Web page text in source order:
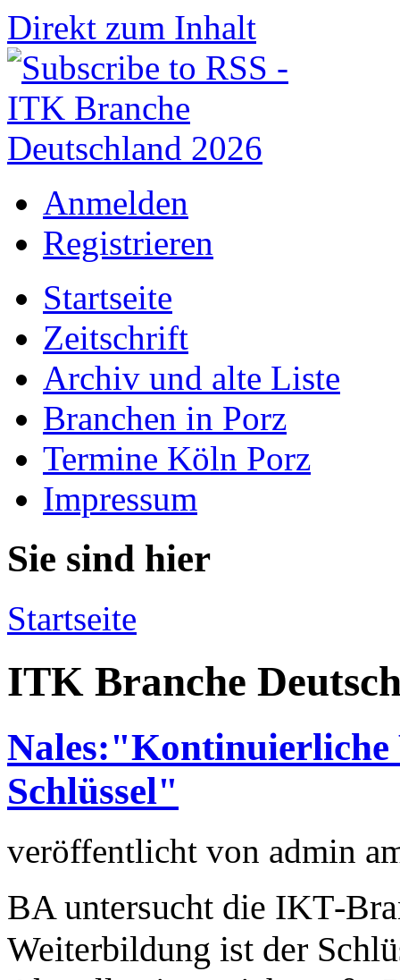
Direkt zum Inhalt
Anmelden
Registrieren
Startseite
Zeitschrift
Archiv und alte Liste
Branchen in Porz
Termine Köln Porz
Impressum
Sie sind hier
Startseite
ITK Branche
Schlüssel"
veröffentlicht von admin
BA untersucht die
Weiterbildung ist der